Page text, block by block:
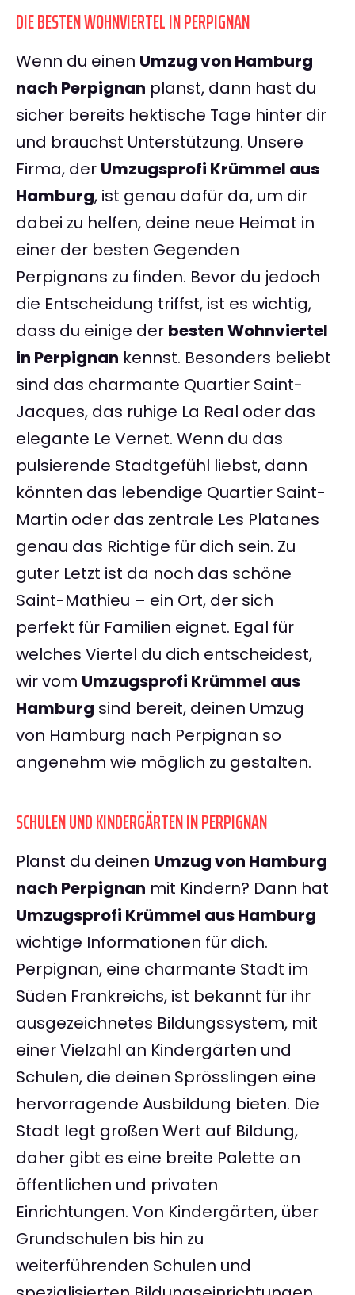
DIE BESTEN WOHNVIERTEL IN PERPIGNAN
Wenn du einen Umzug von Hamburg
nach Perpignan planst, dann hast du
sicher bereits hektische Tage hinter dir
und brauchst Unterstützung. Unsere
Firma, der Umzugsprofi Krümmel aus
Hamburg, ist genau dafür da, um dir
dabei zu helfen, deine neue Heimat in
einer der besten Gegenden
Perpignans zu finden. Bevor du jedoch
die Entscheidung triffst, ist es wichtig,
dass du einige der besten Wohnviertel
in Perpignan kennst. Besonders beliebt
sind das charmante Quartier Saint-
Jacques, das ruhige La Real oder das
elegante Le Vernet. Wenn du das
pulsierende Stadtgefühl liebst, dann
könnten das lebendige Quartier Saint-
Martin oder das zentrale Les Platanes
genau das Richtige für dich sein. Zu
guter Letzt ist da noch das schöne
Saint-Mathieu – ein Ort, der sich
perfekt für Familien eignet. Egal für
welches Viertel du dich entscheidest,
wir vom Umzugsprofi Krümmel aus
Hamburg sind bereit, deinen Umzug
von Hamburg nach Perpignan so
angenehm wie möglich zu gestalten.
SCHULEN UND KINDERGÄRTEN IN PERPIGNAN
Planst du deinen Umzug von Hamburg
nach Perpignan mit Kindern? Dann hat
Umzugsprofi Krümmel aus Hamburg
wichtige Informationen für dich.
Perpignan, eine charmante Stadt im
Süden Frankreichs, ist bekannt für ihr
ausgezeichnetes Bildungssystem, mit
einer Vielzahl an Kindergärten und
Schulen, die deinen Sprösslingen eine
hervorragende Ausbildung bieten. Die
Stadt legt großen Wert auf Bildung,
daher gibt es eine breite Palette an
öffentlichen und privaten
Einrichtungen. Von Kindergärten, über
Grundschulen bis hin zu
weiterführenden Schulen und